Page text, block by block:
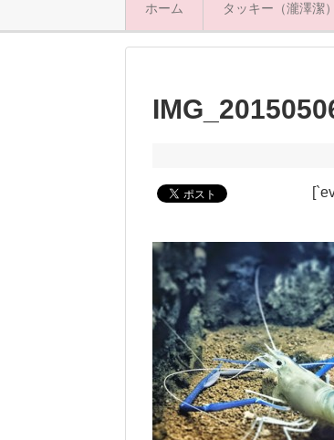
ホーム タッキー（瀧澤潔